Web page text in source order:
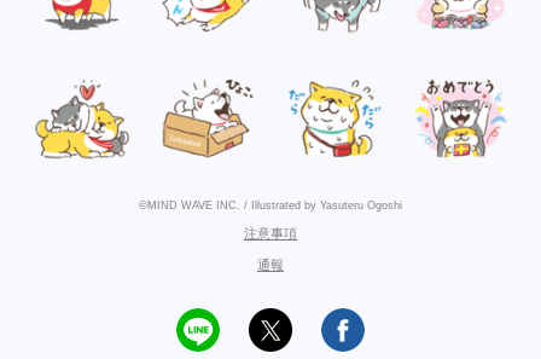
©MIND WAVE INC. / Illustrated by Yasuteru Ogoshi
注意事項
通報